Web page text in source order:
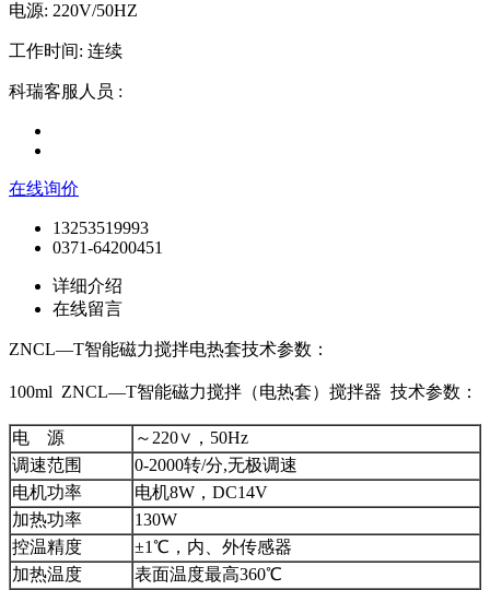
电源: 220V/50HZ
工作时间: 连续
科瑞客服人员 :
在线询价
13253519993
0371-64200451
详细介绍
在线留言
ZNCL—T智能磁力搅拌电热套技术参数：
100ml ZNCL—T智能磁力搅拌（电热套）搅拌器 技术参数：
电 源
～220∨，50Hz
调速范围
0-2000转/分,无极调速
电机功率
电机8W，DC14V
加热功率
130W
控温精度
±1℃，内、外传感器
加热温度
表面温度最高360℃